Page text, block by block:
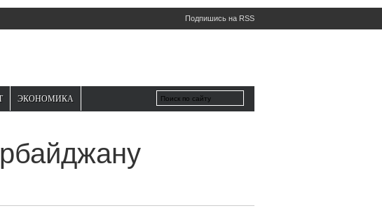
Подпишись на RSS
ЭКОНОМИКА